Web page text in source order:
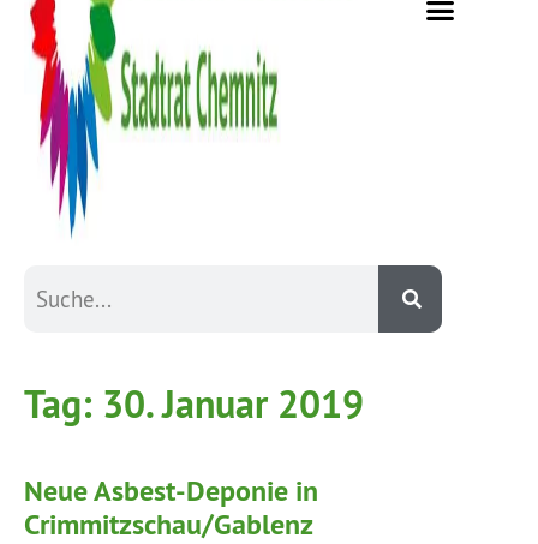
Tag: 30. Januar 2019
Neue Asbest-Deponie in
Crimmitzschau/Gablenz